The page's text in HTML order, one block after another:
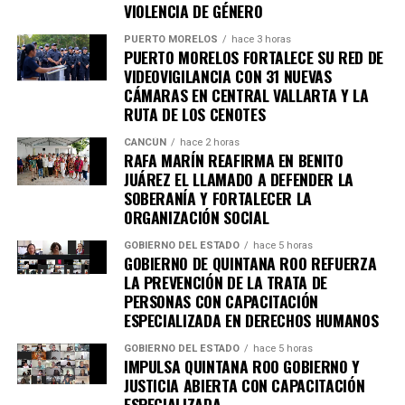
Ese concurso lo ganó el ciudadano Jhonny Manuel Moguel
Canto, quien obtuvo como premio una estancia de tres
noches para dos personas en un hotel de la Riviera Maya,
cortesía de la empresa “Viajes Lili”, que además participó
como patrocinadora de la entrega de contenedores. Al
tiempo…
VIOLENCIA DE GÉNERO
PUERTO MORELOS hace 3 horas
PUERTO MORELOS FORTALECE SU RED DE
VIDEOVIGILANCIA CON 31 NUEVAS
CÁMARAS EN CENTRAL VALLARTA Y LA
RUTA DE LOS CENOTES
CANCÚN hace 2 horas
RAFA MARÍN REAFIRMA EN BENITO
JUÁREZ EL LLAMADO A DEFENDER LA
SOBERANÍA Y FORTALECER LA
ORGANIZACIÓN SOCIAL
GOBIERNO DEL ESTADO hace 5 horas
GOBIERNO DE QUINTANA ROO REFUERZA
LA PREVENCIÓN DE LA TRATA DE
PERSONAS CON CAPACITACIÓN
ESPECIALIZADA EN DERECHOS HUMANOS
GOBIERNO DEL ESTADO hace 5 horas
IMPULSA QUINTANA ROO GOBIERNO Y
JUSTICIA ABIERTA CON CAPACITACIÓN